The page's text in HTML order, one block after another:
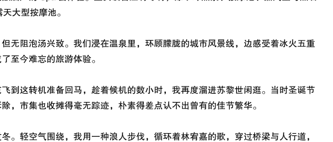
大型按摩池。
无阻泡汤兴致。我们浸在温泉里，环顾朦胧的城市风景线，边感受着冰火五重
至今难忘的旅游体验。
到这转机准备回马，趁着候机的数小时，我再度溜进苏黎世闲逛。当时圣诞节
，市集也收摊得毫无踪迹，朴素得差点认不出曾有的佳节繁华。
。轻空气围绕，我用一种浪人步伐，循环着林宥嘉的歌，穿过桥梁与人行道，